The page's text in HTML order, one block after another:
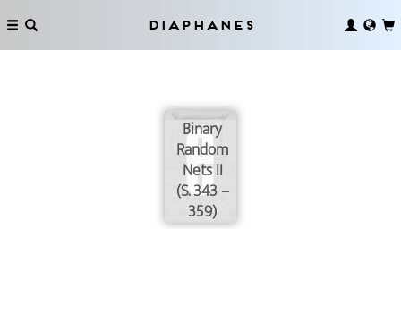
Diaphanes
Binary
Random
Nets II
(S. 343 –
359)